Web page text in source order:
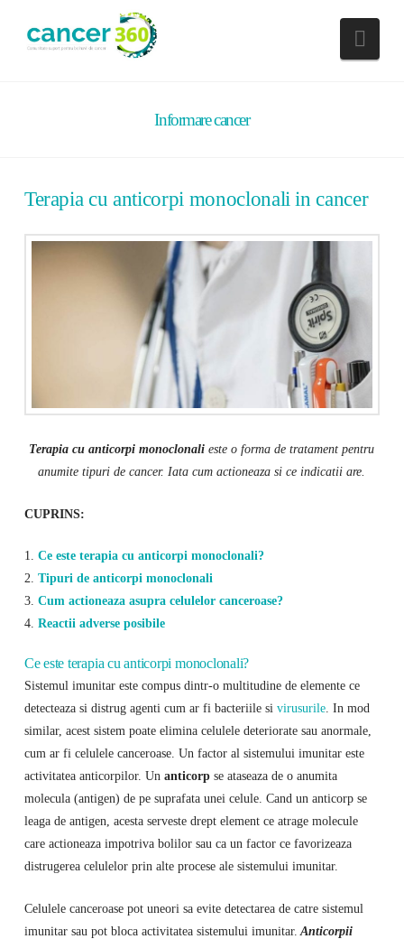
Informare cancer
Terapia cu anticorpi monoclonali in cancer
Terapia cu anticorpi monoclonali este o forma de tratament pentru
anumite tipuri de cancer. Iata cum actioneaza si ce indicatii are.
CUPRINS:
1. Ce este terapia cu anticorpi monoclonali?
2. Tipuri de anticorpi monoclonali
3. Cum actioneaza asupra celulelor canceroase?
4. Reactii adverse posibile
Ce este terapia cu anticorpi monoclonali?
Sistemul imunitar este compus dintr-o multitudine de elemente ce
detecteaza si distrug agenti cum ar fi bacteriile si virusurile. In mod
similar, acest sistem poate elimina celulele deteriorate sau anormale,
cum ar fi celulele canceroase. Un factor al sistemului imunitar este
activitatea anticorpilor. Un anticorpse ataseaza de o anumita
molecula (antigen) de pe suprafata unei celule. Cand un anticorp se
leaga de antigen, acesta serveste drept element ce atrage molecule
care actioneaza impotriva bolilor sau ca un factor ce favorizeaza
distrugerea celulelor prin alte procese ale sistemului imunitar.
Celulele canceroase pot uneori sa evite detectarea de catre sistemul
imunitar sau pot bloca activitatea sistemului imunitar. Anticorpii